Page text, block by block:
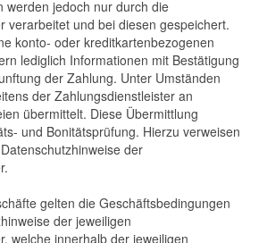
werden jedoch nur durch die
verarbeitet und bei diesen gespeichert.
konto- oder kreditkartenbezogenen
lediglich Informationen mit Bestätigung
der Zahlung. Unter Umständen
der Zahlungsdienstleister an
übermittelt. Diese Übermittlung
und Bonitätsprüfung. Hierzu verweisen
der
gelten die Geschäftsbedingungen
der jeweiligen
welche innerhalb der jeweiligen